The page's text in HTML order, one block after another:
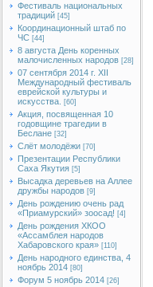
Фестиваль национальных
традиций [45]
Координационный штаб по
ЧС [44]
8 августа День коренных
малочисленных народов [28]
07 сентября 2014 г. XII
Международный фестиваль
еврейской культуры и
искусства.
[60]
Акция, посвященная 10
годовщине трагедии в
Беслане [32]
Слёт молодёжи [70]
Презентации Республики
Саха Якутия [5]
Высадка деревьев на Аллее
дружбы народов [9]
День рождению очень рад
«Приамурский» зоосад! [4]
День рождения ХКОО
«Ассамблея народов
Хабаровского края» [110]
День народного единства, 4
ноябрь 2014 [80]
Форум 5 ноябрь 2014 [26]